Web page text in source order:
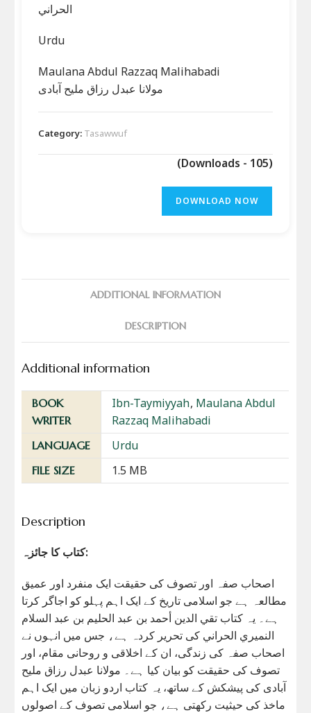
الحراني
Urdu
Maulana Abdul Razzaq Malihabadi
مولانا عبدل رزاق ملیح آبادی
Category: Tasawwuf
(Downloads - 105)
DOWNLOAD NOW
ADDITIONAL INFORMATION
DESCRIPTION
Additional information
BOOK
WRITER
Ibn-Taymiyyah, Maulana Abdul
Razzaq Malihabadi
LANGUAGE Urdu
FILE SIZE 1.5 MB
Description
کتاب کا جائزہ:
اصحاب صفہ اور تصوف کی حقیقت ایک منفرد اور عمیق
مطالعہ ہے جو اسلامی تاریخ کے ایک اہم پہلو کو اجاگر کرتا
ہے۔ یہ کتاب تقي الدين أحمد بن عبد الحليم بن عبد السلام
النميري الحراني کی تحریر کردہ ہے، جس میں انہوں نے
اصحاب صفہ کی زندگی، ان کے اخلاقی و روحانی مقام، اور
تصوف کی حقیقت کو بیان کیا ہے۔ مولانا عبدل رزاق ملیح
آبادی کی پیشکش کے ساتھ، یہ کتاب اردو زبان میں ایک اہم
ماخذ کی حیثیت رکھتی ہے، جو اسلامی تصوف کے اصولوں